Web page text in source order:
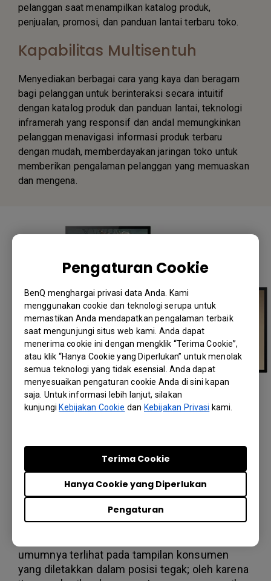
Pengaturan Cookie
BenQ menghargai privasi data Anda. Kami
menggunakan cookie dan teknologi serupa untuk
memastikan Anda mendapatkan pengalaman terbaik
saat mengunjungi situs web kami. Anda dapat
menerima cookie ini dengan mengklik “Terima Cookie”,
atau klik “Hanya Cookie yang Diperlukan” untuk menolak
semua teknologi yang tidak esensial. Anda dapat
menyesuaikan pengaturan cookie Anda di sini kapan
saja. Untuk informasi lebih lanjut, silakan
kunjungiKebijakan Cookie danKebijakan Privasi kami.
Pengaturan
Hanya Cookie yang Diperlukan
Terima Cookie
pelanggan saat menampilkan katalog produk,
penjualan, promosi, dan panduan lantai terbaru toko.
Kapabilitas Multisentuh
Menyediakan berbagai cara yang kaya dan beragam
bagi pelanggan untuk berinteraksi secara intuitif
dengan katalog produk dan panduan lantai, teknologi
inframerah yang responsif dan andal memungkinkan
pelanggan menavigasi informasi produk terbaru
dengan mudah, memberdayakan jaringan toko untuk
memberikan pengalaman pelanggan yang memuaskan
dan mengena.
Tampilan Sempurna dalam
Pikat pelanggan dengan dua mode kualitas
gambar berbeda. Pilih mode lanskap untuk
sudut lebar atau mode tegak yang memukau
untuk tampilan dekat produk. Dalam tampilan
tegak, struktur tambahan yang menampilkan
titik tetap solid digunakan di semua tepi untuk
umumnya terlihat pada tampilan konsumen
yang diletakkan dalam posisi tegak; oleh karena